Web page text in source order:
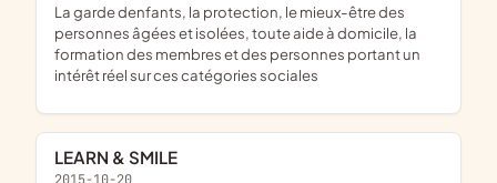
la garde denfants, la protection, le mieux-être des
personnes âgées et isolées, toute aide à domicile, la
formation des membres et des personnes portant un
intérêt réel sur ces catégories sociales
LEARN & SMILE